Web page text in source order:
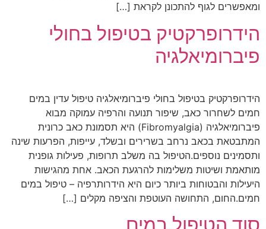
ומאפשרים לגוף להתכונן לקראת […]
הידרופרקטיק בטיפול בחולי
פיברומיאלגיה
הידרופרקטיק בטיפול בחולי פיברומיאלגיה טיפול עדין במים
חמים לשחרור כאב, שיפור תנועה והרפיה עמוקה מבוא
פיברומיאלגיה (Fibromyalgia) היא תסמונת כאב כרונית
המתבטאת בכאב נרחב בשרירים ובשלד, עייפות, הפרעות שינה
ותסמינים נוספים.הטיפול בה משלב תרופות, פעילות גופנית
מותאמת ושיטות משלימות להרגעת הכאב. אחת מהגישות
היעילות והבטוחות ביותר כיום היא הידרותרפיה – טיפול במים
חמים.החום, התחושה העוטפת והציפה מקלים […]